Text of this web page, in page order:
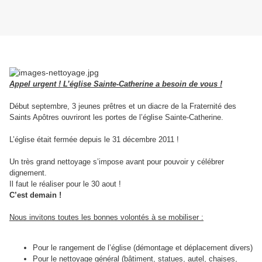
Appel urgent ! L’église Sainte-Catherine a besoin de vous !
Début septembre, 3 jeunes prêtres et un diacre de la Fraternité des
Saints Apôtres ouvriront les portes de l’église Sainte-Catherine.
L’église était fermée depuis le 31 décembre 2011 !
Un très grand nettoyage s’impose avant pour pouvoir y célébrer
dignement.
Il faut le réaliser pour le 30 aout !
C’est demain !
Nous invitons toutes les bonnes volontés à se mobiliser :
Pour le rangement de l’église (démontage et déplacement divers)
Pour le nettoyage général (bâtiment, statues, autel, chaises,